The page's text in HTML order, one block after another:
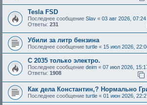
Tesla FSD
Последнее сообщение Slav « 03 авг 2026, 07:24
Ответы: 231
Убили за литр бензина
Последнее сообщение turtle « 15 июл 2026,
С 2035 только электро.
Последнее сообщение deim « 07 июл 2026,
Ответы: 1908
Как дела Константин,? Нормально
Последнее сообщение turtle « 01 июн 2026,